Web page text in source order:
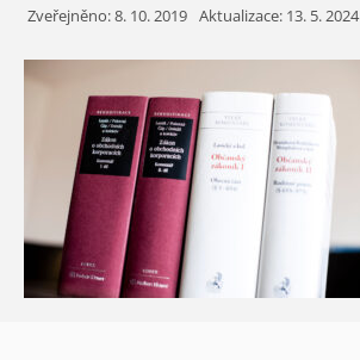
Zveřejněno:8. 10. 2019 Aktualizace: 13. 5. 2024